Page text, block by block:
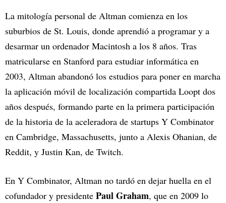
La mitología personal de Altman comienza en los
suburbios de St. Louis, donde aprendió a programar y a
desarmar un ordenador Macintosh a los 8 años. Tras
matricularse en Stanford para estudiar informática en
2003, Altman abandonó los estudios para poner en marcha
la aplicación móvil de localización compartida Loopt dos
años después, formando parte en la primera participación
de la historia de la aceleradora de startups Y Combinator
en Cambridge, Massachusetts, junto a Alexis Ohanian, de
Reddit, y Justin Kan, de Twitch.
En Y Combinator, Altman no tardó en dejar huella en el
cofundador y presidente Paul Graham, que en 2009 lo